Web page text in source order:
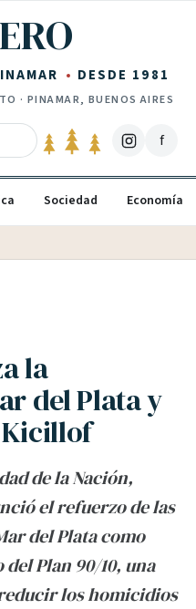
DESDE 1981
· PINAMAR, BUENOS AIRES
f
Sociedad Economía
la
del Plata y
de la Nación,
el refuerzo de las
del Plata como
Plan 90/10, una
los homicidios